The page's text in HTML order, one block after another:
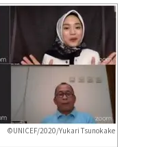
©UNICEF/2020/Yukari Tsunokake